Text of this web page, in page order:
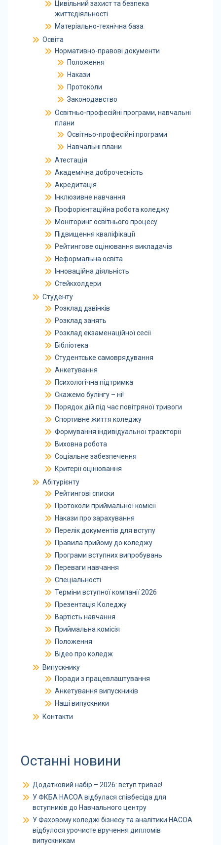
Цивільний захист та безпека
життєдіяльності
Матеріально-технічна база
Освіта
Нормативно-правові документи
Положення
Накази
Протоколи
Законодавство
Освітньо-професійні програми, навчальні
плани
Освітньо-професійні програми
Навчальні плани
Атестація
Академічна доброчесність
Акредитація
Інклюзивне навчання
Профорієнтаційна робота коледжу
Моніторинг освітнього процесу
Підвищення кваліфікації
Рейтингове оцінювання викладачів
Неформальна освіта
Інноваційна діяльність
Стейкхолдери
Студенту
Розклад дзвінків
Розклад занять
Розклад екзаменаційної сесії
Бібліотека
Студентське самоврядування
Анкетування
Психологічна підтримка
Скажемо булінгу – ні!
Порядок дій під час повітряної тривоги
Спортивне життя коледжу
Формування індивідуальної траєкторії
Виховна робота
Соціальне забезпечення
Критерії оцінювання
Абітурієнту
Рейтингові списки
Протоколи приймальної комісії
Накази про зарахування
Перелік документів для вступу
Правила прийому до коледжу
Програми вступних випробувань
Переваги навчання
Спеціальності
Терміни вступної компанії 2026
Презентація Коледжу
Вартість навчання
Приймальна комісія
Положення
Відео про коледж
Випускнику
Поради з працевлаштування
Анкетування випускників
Наші випускники
Контакти
Останні новини
Додатковий набір – 2026: вступ триває!
У ФКБА НАСОА відбулася співбесіда для
вступників до Навчального центру
У Фаховому коледжі бізнесу та аналітики НАСОА
відбулося урочисте вручення дипломів
випускникам